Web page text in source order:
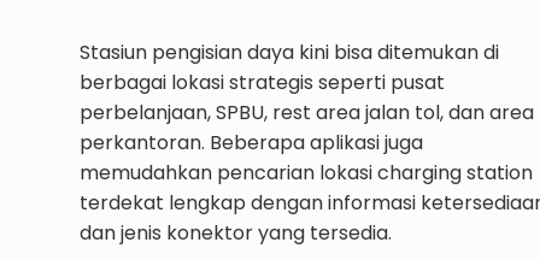
Stasiun pengisian daya kini bisa ditemukan di
berbagai lokasi strategis seperti pusat
perbelanjaan, SPBU, rest area jalan tol, dan area
perkantoran. Beberapa aplikasi juga
memudahkan pencarian lokasi charging station
terdekat lengkap dengan informasi
dan jenis konektor yang tersedia.